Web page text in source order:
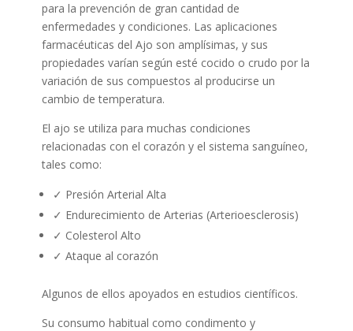
para la prevención de gran cantidad de
enfermedades y condiciones. Las aplicaciones
farmacéuticas del Ajo son amplísimas, y sus
propiedades varían según esté cocido o crudo por la
variación de sus compuestos al producirse un
cambio de temperatura.
El ajo se utiliza para muchas condiciones
relacionadas con el corazón y el sistema sanguíneo,
tales como:
✓ Presión Arterial Alta
✓ Endurecimiento de Arterias (Arterioesclerosis)
✓ Colesterol Alto
✓ Ataque al corazón
Algunos de ellos apoyados en estudios científicos.
Su consumo habitual como condimento y